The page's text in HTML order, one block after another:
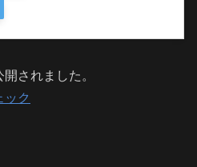
されました。
ック